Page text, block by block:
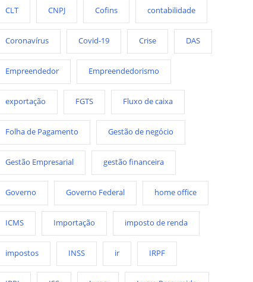
CLT CNPJ Cofins contabilidade
Coronavírus Covid-19 Crise DAS
Empreendedor Empreendedorismo
exportação FGTS Fluxo de caixa
Folha de Pagamento Gestão de negócio
Gestão Empresarial gestão financeira
Governo Governo Federal home office
ICMS Importação imposto de renda
impostos INSS ir IRPF